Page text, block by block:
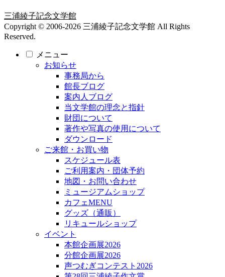
三浦綾子記念文学館
Copyright © 2006-2026 三浦綾子記念文学館 All Rights
Reserved.
メニュー
お知らせ
事務局から
館長ブログ
案内人ブログ
当文学館の理念と指針
財団について
著作や写真の使用について
ダウンロード
ご来館・お買い物
スケジュール表
ご利用案内・団体予約
地図・お問い合わせ
ミュージアムショップ
カフェMENU
グッズ（通販）
リキュールショップ
イベント
本館企画展2026
分館企画展2026
声つむぎコンテスト2026